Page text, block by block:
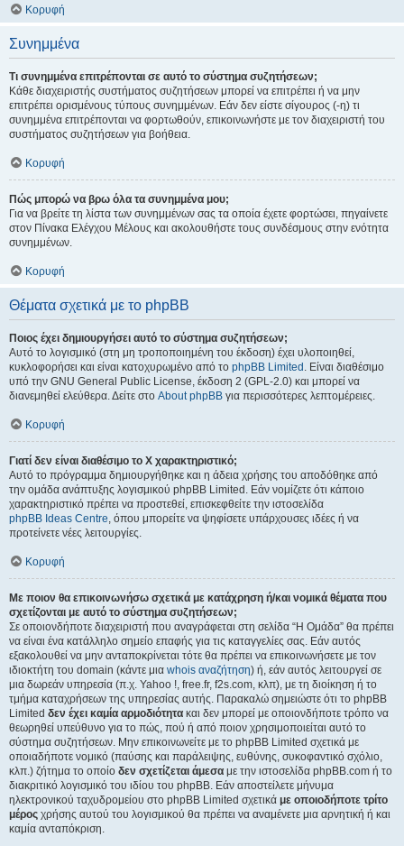
Κορυφή
Συνημμένα
Τι συνημμένα επιτρέπονται σε αυτό το σύστημα συζητήσεων;
Κάθε διαχειριστής συστήματος συζητήσεων μπορεί να επιτρέπει ή να μην
επιτρέπει ορισμένους τύπους συνημμένων. Εάν δεν είστε σίγουρος (-η) τι
συνημμένα επιτρέπονται να φορτωθούν, επικοινωνήστε με τον διαχειριστή του
συστήματος συζητήσεων για βοήθεια.
Κορυφή
Πώς μπορώ να βρω όλα τα συνημμένα μου;
Για να βρείτε τη λίστα των συνημμένων σας τα οποία έχετε φορτώσει, πηγαίνετε
στον Πίνακα Ελέγχου Μέλους και ακολουθήστε τους συνδέσμους στην ενότητα
συνημμένων.
Κορυφή
Θέματα σχετικά με το phpBB
Ποιος έχει δημιουργήσει αυτό το σύστημα συζητήσεων;
Αυτό το λογισμικό (στη μη τροποποιημένη του έκδοση) έχει υλοποιηθεί,
κυκλοφορήσει και είναι κατοχυρωμένο από το phpBB Limited . Είναι διαθέσιμο
υπό την GNU General Public License, έκδοση 2 (GPL-2.0) και μπορεί να
διανεμηθεί ελεύθερα. Δείτε στο About phpBB για περισσότερες λεπτομέρειες.
Κορυφή
Γιατί δεν είναι διαθέσιμο το Χ χαρακτηριστικό;
Αυτό το πρόγραμμα δημιουργήθηκε και η άδεια χρήσης του αποδόθηκε από
την ομάδα ανάπτυξης λογισμικού phpBB Limited. Εάν νομίζετε ότι κάποιο
χαρακτηριστικό πρέπει να προστεθεί, επισκεφθείτε την ιστοσελίδα
phpBB Ideas Centre, όπου μπορείτε να ψηφίσετε υπάρχουσες ιδέες ή να
προτείνετε νέες λειτουργίες.
Κορυφή
Με ποιον θα επικοινωνήσω σχετικά με κατάχρηση ή/και νομικά θέματα που
σχετίζονται με αυτό το σύστημα συζητήσεων;
Σε οποιονδήποτε διαχειριστή που αναγράφεται στη σελίδα “Η Ομάδα” θα πρέπει
να είναι ένα κατάλληλο σημείο επαφής για τις καταγγελίες σας. Εάν αυτός
εξακολουθεί να μην ανταποκρίνεται τότε θα πρέπει να επικοινωνήσετε με τον
ιδιοκτήτη του domain (κάντε μια whois αναζήτηση) ή, εάν αυτός λειτουργεί σε
μια δωρεάν υπηρεσία (π.χ. Yahoo !, free.fr, f2s.com, κλπ), με τη διοίκηση ή το
τμήμα καταχρήσεων της υπηρεσίας αυτής. Παρακαλώ σημειώστε ότι το phpBB
Limited δεν έχει καμία αρμοδιότητα και δεν μπορεί με οποιονδήποτε τρόπο να
θεωρηθεί υπεύθυνο για το πώς, πού ή από ποιον χρησιμοποιείται αυτό το
σύστημα συζητήσεων. Μην επικοινωνείτε με το phpBB Limited σχετικά με
οποιαδήποτε νομικό (παύσης και παράλειψης, ευθύνης, συκοφαντικό σχόλιο,
κλπ.) ζήτημα το οποίο δεν σχετίζεται άμεσα με την ιστοσελίδα phpBB.com ή το
διακριτικό λογισμικό του ιδίου του phpBB. Εάν αποστείλετε μήνυμα
ηλεκτρονικού ταχυδρομείου στο phpBB Limited σχετικά με οποιοδήποτε τρίτο
μέρος χρήσης αυτού του λογισμικού θα πρέπει να αναμένετε μια αρνητική ή και
καμία ανταπόκριση.